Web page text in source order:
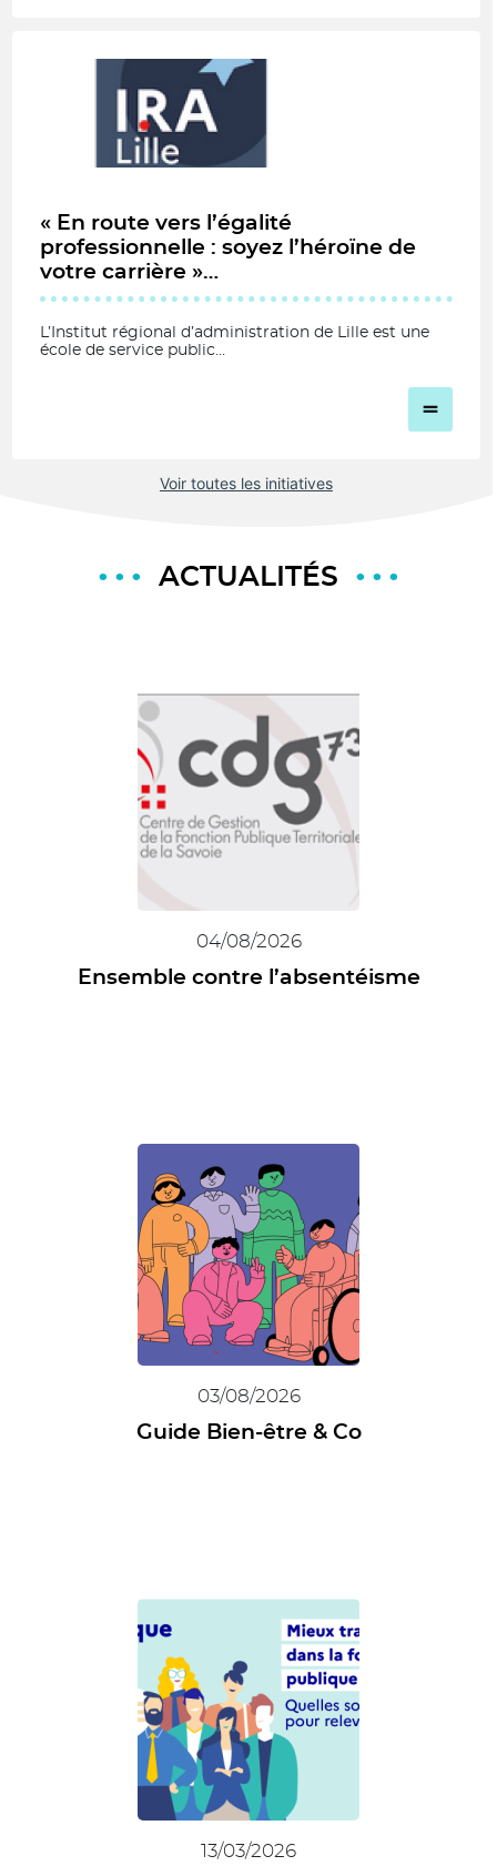
« En route vers l’égalité
professionnelle : soyez l’héroïne de
votre carrière »…
L’Institut régional d’administration de Lille est une
école de service public…
Voir toutes les initiatives
ACTUALITÉS
04/08/2026
Ensemble contre l’absentéisme
03/08/2026
Guide Bien-être & Co
13/03/2026